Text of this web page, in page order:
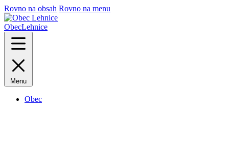
Rovno na obsah Rovno na menu
ObecLehnice
Menu
Obec